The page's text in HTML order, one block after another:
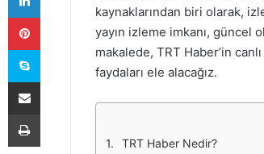
kaynaklarından biri olarak,
yayın izleme imkanı, güncel
makalede, TRT Haber’in
faydaları ele alacağız.
TRT Haber Nedir?
Pinterest
Skype
E-Posta ile paylaş